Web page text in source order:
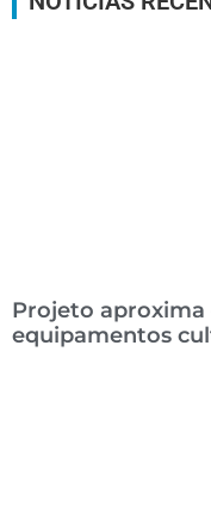
Projeto
equipamentos